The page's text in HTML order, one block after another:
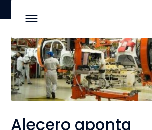
Alecero aponta